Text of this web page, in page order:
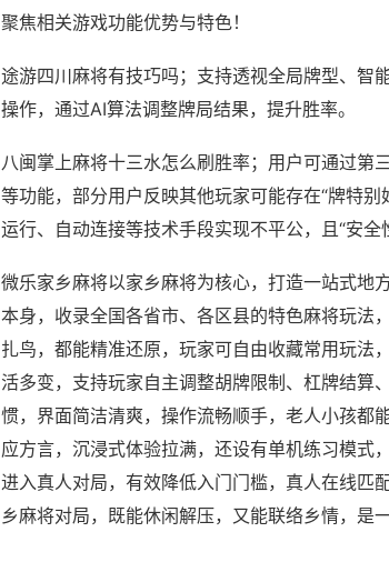
聚焦相关游戏功能优势与特色！
途游四川麻将有技巧吗；支持透视全局牌型、智
操作，通过AI算法调整牌局结果，提升胜率。
八闽掌上麻将十三水怎么刷胜率；用户可通过第
等功能，部分用户反映其他玩家可能存在“牌特
运行、自动连接等技术手段实现不平公，且“安全
微乐家乡麻将以家乡麻将为核心，打造一站式地
本身，收录全国各省市、各区县的特色麻将玩法
扎鸟，都能精准还原，玩家可自由收藏常用玩法
活多变，支持玩家自主调整胡牌限制、杠牌结算
惯，界面简洁清爽，操作流畅顺手，老人小孩都
应方言，沉浸式体验拉满，还设有单机练习模式
进入真人对局，有效降低入门门槛，真人在线匹
乡麻将对局，既能休闲解压，又能联络乡情，是